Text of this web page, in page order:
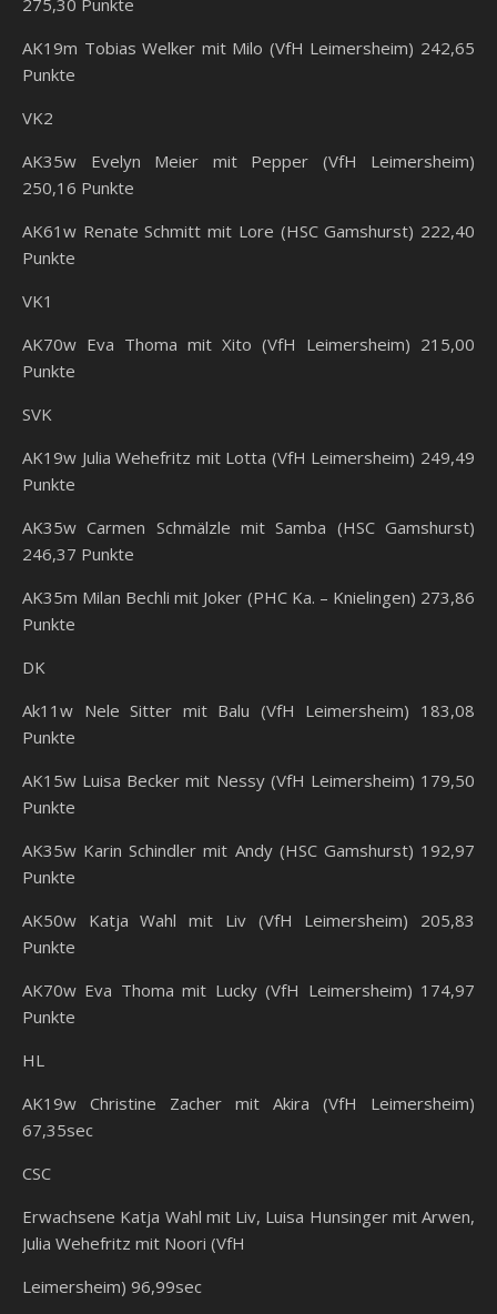
275,30 Punkte
AK19m Tobias Welker mit Milo (VfH Leimersheim) 242,65
Punkte
VK2
AK35w Evelyn Meier mit Pepper (VfH Leimersheim)
250,16 Punkte
AK61w Renate Schmitt mit Lore (HSC Gamshurst) 222,40
Punkte
VK1
AK70w Eva Thoma mit Xito (VfH Leimersheim) 215,00
Punkte
SVK
AK19w Julia Wehefritz mit Lotta (VfH Leimersheim) 249,49
Punkte
AK35w Carmen Schmälzle mit Samba (HSC Gamshurst)
246,37 Punkte
AK35m Milan Bechli mit Joker (PHC Ka. – Knielingen) 273,86
Punkte
DK
Ak11w Nele Sitter mit Balu (VfH Leimersheim) 183,08
Punkte
AK15w Luisa Becker mit Nessy (VfH Leimersheim) 179,50
Punkte
AK35w Karin Schindler mit Andy (HSC Gamshurst) 192,97
Punkte
AK50w Katja Wahl mit Liv (VfH Leimersheim) 205,83
Punkte
AK70w Eva Thoma mit Lucky (VfH Leimersheim) 174,97
Punkte
HL
AK19w Christine Zacher mit Akira (VfH Leimersheim)
67,35sec
CSC
Erwachsene Katja Wahl mit Liv, Luisa Hunsinger mit Arwen,
Julia Wehefritz mit Noori (VfH
Leimersheim) 96,99sec